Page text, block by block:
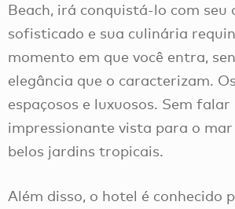
Beach, irá conquistá-lo com seu
sofisticado e sua culinária
momento em que você entra,
elegância que o caracterizam.
espaçosos e luxuosos. Sem falar
impressionante vista para o mar
belos jardins tropicais.
Além disso, o hotel é conhecido